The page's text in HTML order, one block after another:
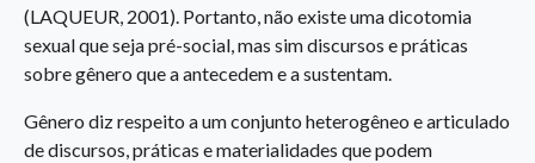
(LAQUEUR, 2001). Portanto, não existe uma dicotomia
sexual que seja pré-social, mas sim discursos e práticas
sobre gênero que a antecedem e a sustentam.
Gênero diz respeito a um conjunto heterogêneo e articulado
de discursos, práticas e materialidades que podem